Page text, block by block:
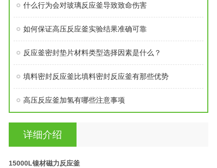
什么行为会对玻璃反应釜导致致命伤害
如何保证高压反应釜实验结果准确可靠
反应釜密封垫片材料类型选择因素是什么？
填料密封反应釜比填料密封反应釜有那些优势
高压反应釜加氢有哪些注意事项
详细介绍
15000L镍材磁力反应釜